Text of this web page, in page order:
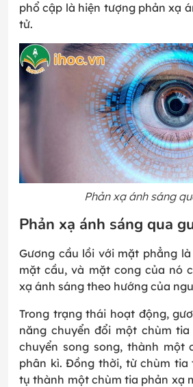
phổ cập là hiện tượng phản xạ
tử.
Phản xạ ánh sáng
Phản xạ ánh sáng qua
Gương cầu lồi với mặt phẳng
mặt cầu, và mặt cong của nó
xạ ánh sáng theo hướng của
Trong trạng thái hoạt động,
năng chuyển đổi một chùm
chuyển song song, thành một
phân kì. Đồng thời, từ chùm tia
tụ thành một chùm tia phản xạ